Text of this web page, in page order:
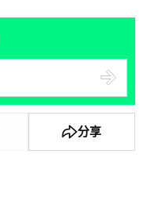
分享